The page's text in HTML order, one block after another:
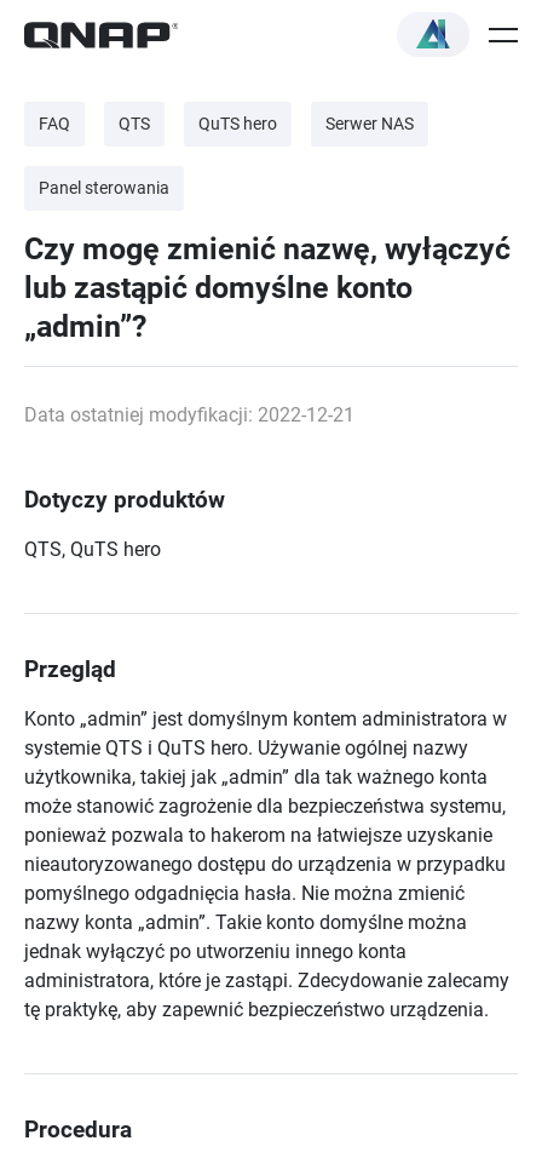
FAQ QTS QuTS hero Serwer NAS
Panel sterowania
Czy mogę zmienić nazwę, wyłączyć
lub zastąpić domyślne konto
„admin”?
Data ostatniej modyfikacji: 2022-12-21
Dotyczy produktów
QTS, QuTS hero
Przegląd
Konto „admin” jest domyślnym kontem administratora w
systemie QTS i QuTS hero. Używanie ogólnej nazwy
użytkownika, takiej jak „admin” dla tak ważnego konta
może stanowić zagrożenie dla bezpieczeństwa systemu,
ponieważ pozwala to hakerom na łatwiejsze uzyskanie
nieautoryzowanego dostępu do urządzenia w przypadku
pomyślnego odgadnięcia hasła. Nie można zmienić
nazwy konta „admin”. Takie konto domyślne można
jednak wyłączyć po utworzeniu innego konta
administratora, które je zastąpi. Zdecydowanie zalecamy
tę praktykę, aby zapewnić bezpieczeństwo urządzenia.
Procedura